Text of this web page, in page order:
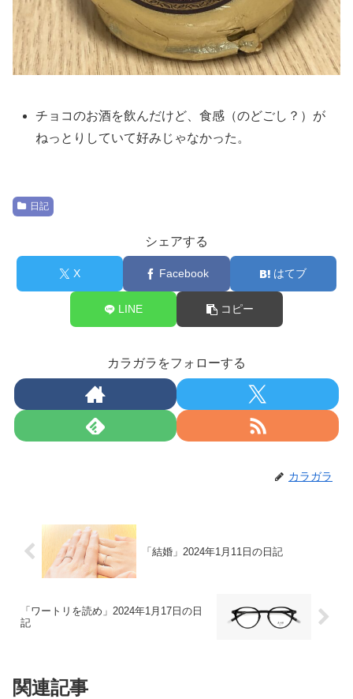
チョコのお酒を飲んだけど、食感（のどごし？）が
ねっとりしていて好みじゃなかった。
日記
シェアする
X Facebook はてブ
LINE コピー
カラガラをフォローする
カラガラ
「結婚」2024年1月11日の日記
「ワートリを読め」2024年1月17日の日
記
関連記事